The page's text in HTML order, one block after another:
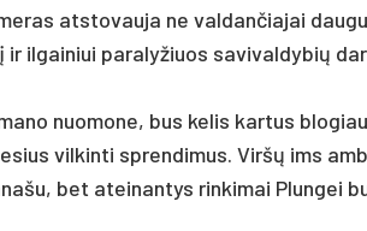
at­sto­vau­ja ne val­dan­čia­jai
il­gai­niui pa­ra­ly­žiuos sa­vi­val­dy­bių
nuo­mo­ne, bus ke­lis kar­tus
vil­kin­ti spren­di­mus. Viršų ims
bet atei­nan­tys rin­ki­mai Plun­gei